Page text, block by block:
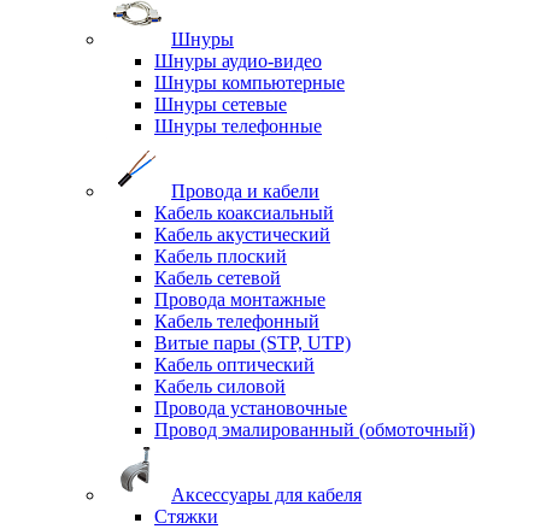
Шнуры
Шнуры аудио-видео
Шнуры компьютерные
Шнуры сетевые
Шнуры телефонные
Провода и кабели
Кабель коаксиальный
Кабель акустический
Кабель плоский
Кабель сетевой
Провода монтажные
Кабель телефонный
Витые пары (STP, UTP)
Кабель оптический
Кабель силовой
Провода установочные
Провод эмалированный (обмоточный)
Аксессуары для кабеля
Стяжки